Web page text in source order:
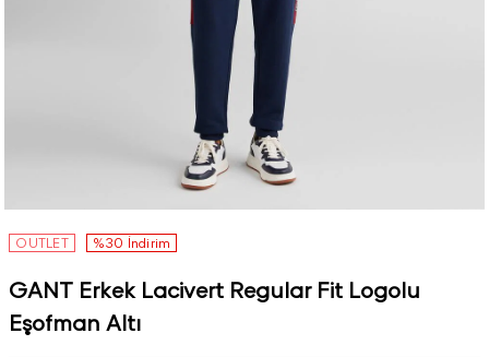
OUTLET %30 İndirim
GANT Erkek Lacivert Regular Fit Logolu
Eşofman Altı